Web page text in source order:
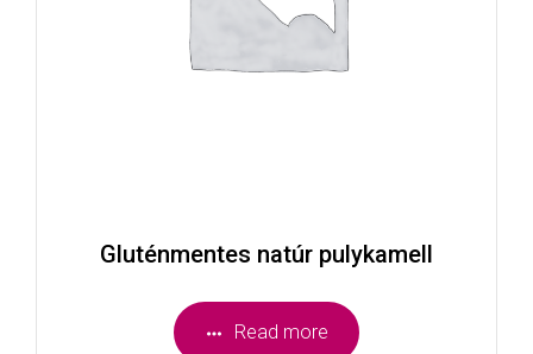
Gluténmentes natúr pulykamell
Read more